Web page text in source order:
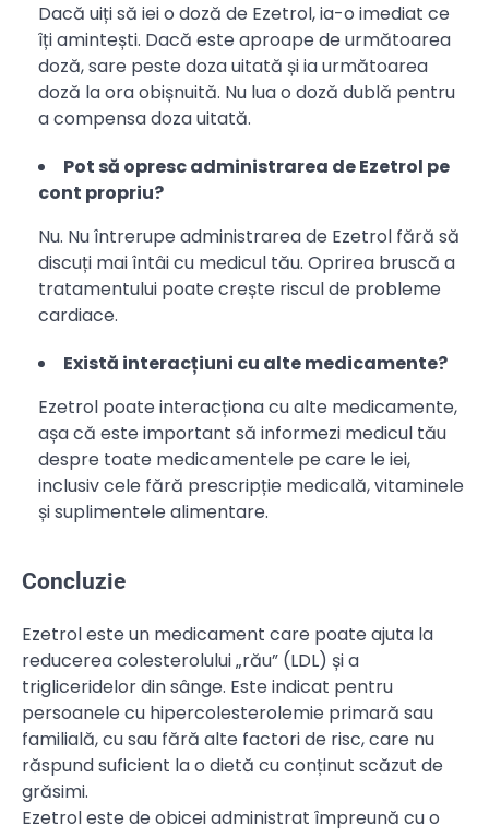
Dacă uiți să iei o doză de Ezetrol, ia-o imediat ce
îți amintești. Dacă este aproape de următoarea
doză, sare peste doza uitată și ia următoarea
doză la ora obișnuită. Nu lua o doză dublă pentru
a compensa doza uitată.
Pot să opresc administrarea de Ezetrol pe
cont propriu?
Nu. Nu întrerupe administrarea de Ezetrol fără să
discuți mai întâi cu medicul tău. Oprirea bruscă a
tratamentului poate crește riscul de probleme
cardiace.
Există interacțiuni cu alte medicamente?
Ezetrol poate interacționa cu alte medicamente,
așa că este important să informezi medicul tău
despre toate medicamentele pe care le iei,
inclusiv cele fără prescripție medicală, vitaminele
și suplimentele alimentare.
Concluzie
Ezetrol este un medicament care poate ajuta la
reducerea colesterolului „rău” (LDL) și a
trigliceridelor din sânge. Este indicat pentru
persoanele cu hipercolesterolemie primară sau
familială, cu sau fără alte factori de risc, care nu
răspund suficient la o dietă cu conținut scăzut de
grăsimi.
Ezetrol este de obicei administrat împreună cu o